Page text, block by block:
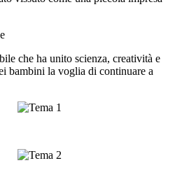
che ha unito scienza, creatività e
bambini la voglia di continuare a